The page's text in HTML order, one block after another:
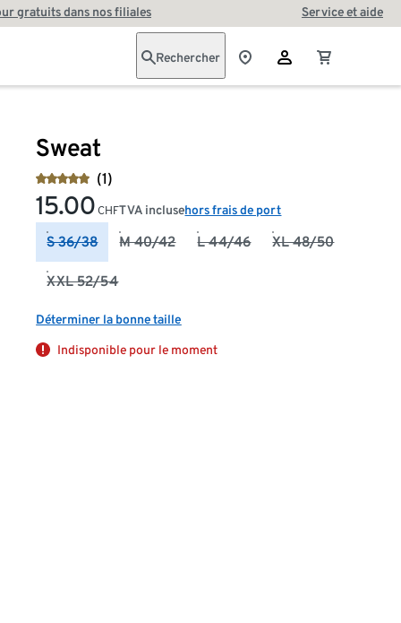
gratuits dans nos filiales Service et aide
Rechercher
Sweat
(1)
15.00 CHFTVA inclusehors frais de port
S 36/38 M 40/42 L 44/46 XL 48/50
XXL 52/54
Déterminer la bonne taille
Indisponible pour le moment